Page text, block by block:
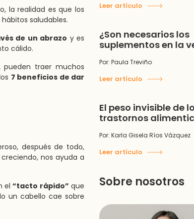
la realidad es que los
saludables.
de un abrazo y es
cálido.
pueden traer muchos
7 beneficios de dar
después de todo,
nos ayuda a
el“tacto rápido” que
un cabello cae sobre
Leer artículo
¿Son necesarios los
suplementos en la
Por: Paula Treviño
Leer artículo
El peso invisible de
trastornos
Por: Karla Gisela Ríos Vázquez
Leer artículo
Sobre nosotros